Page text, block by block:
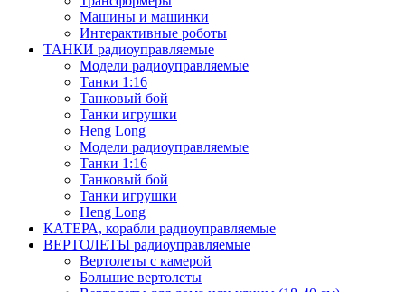
Машины и машинки
Интерактивные роботы
ТАНКИ радиоуправляемые
Модели радиоуправляемые
Танки 1:16
Танковый бой
Танки игрушки
Heng Long
Модели радиоуправляемые
Танки 1:16
Танковый бой
Танки игрушки
Heng Long
КАТЕРА, корабли радиоуправляемые
ВЕРТОЛЕТЫ радиоуправляемые
Вертолеты с камерой
Большие вертолеты